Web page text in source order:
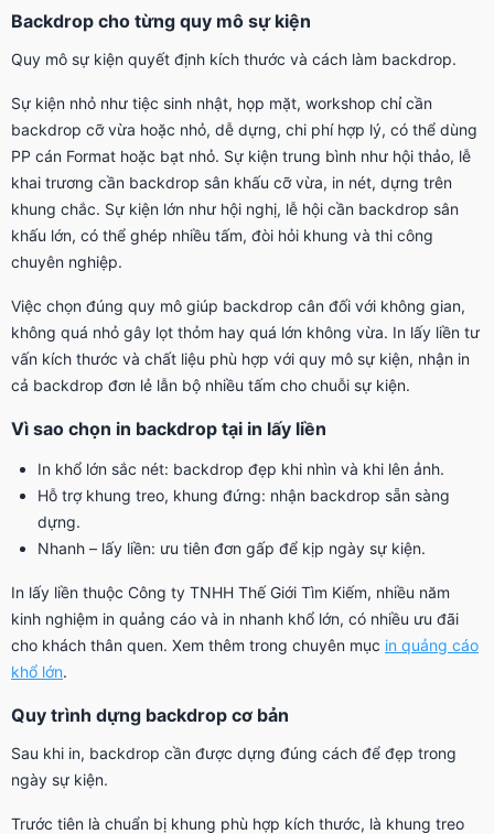
Backdrop cho từng quy mô sự kiện
Quy mô sự kiện quyết định kích thước và cách làm backdrop.
Sự kiện nhỏ như tiệc sinh nhật, họp mặt, workshop chỉ cần
backdrop cỡ vừa hoặc nhỏ, dễ dựng, chi phí hợp lý, có thể dùng
PP cán Format hoặc bạt nhỏ. Sự kiện trung bình như hội thảo, lễ
khai trương cần backdrop sân khấu cỡ vừa, in nét, dựng trên
khung chắc. Sự kiện lớn như hội nghị, lễ hội cần backdrop sân
khấu lớn, có thể ghép nhiều tấm, đòi hỏi khung và thi công
chuyên nghiệp.
Việc chọn đúng quy mô giúp backdrop cân đối với không gian,
không quá nhỏ gây lọt thỏm hay quá lớn không vừa. In lấy liền tư
vấn kích thước và chất liệu phù hợp với quy mô sự kiện, nhận in
cả backdrop đơn lẻ lẫn bộ nhiều tấm cho chuỗi sự kiện.
Vì sao chọn in backdrop tại in lấy liền
In khổ lớn sắc nét: backdrop đẹp khi nhìn và khi lên ảnh.
Hỗ trợ khung treo, khung đứng: nhận backdrop sẵn sàng
dựng.
Nhanh – lấy liền: ưu tiên đơn gấp để kịp ngày sự kiện.
In lấy liền thuộc Công ty TNHH Thế Giới Tìm Kiếm, nhiều năm
kinh nghiệm in quảng cáo và in nhanh khổ lớn, có nhiều ưu đãi
cho khách thân quen. Xem thêm trong chuyên mục in quảng cáo
khổ lớn.
Quy trình dựng backdrop cơ bản
Sau khi in, backdrop cần được dựng đúng cách để đẹp trong
ngày sự kiện.
Trước tiên là chuẩn bị khung phù hợp kích thước, là khung treo